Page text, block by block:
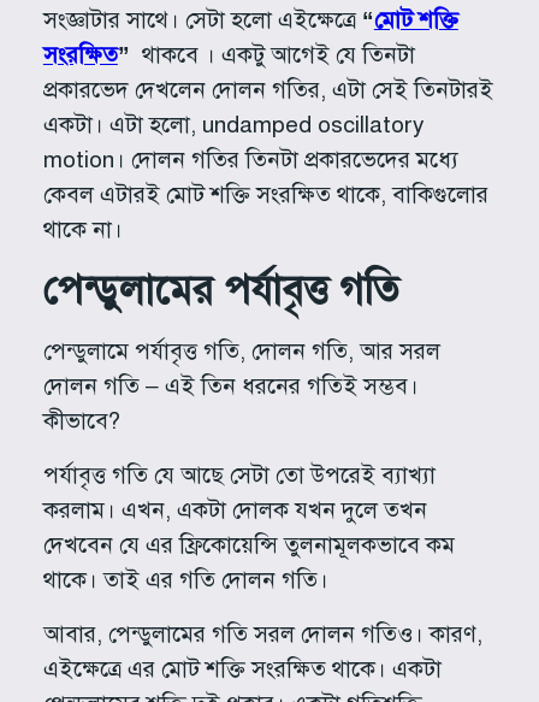
সংজ্ঞাটার সাথে। সেটা হলো এইক্ষেত্রে “মোট শক্তি
সংরক্ষিত” থাকবে । একটু আগেই যে তিনটা
প্রকারভেদ দেখলেন দোলন গতির, এটা সেই তিনটারই
একটা। এটা হলো, undamped oscillatory
motion। দোলন গতির তিনটা প্রকারভেদের মধ্যে
কেবল এটারই মোট শক্তি সংরক্ষিত থাকে, বাকিগুলোর
থাকে না।
পেন্ডুলামের পর্যাবৃত্ত গতি
পেন্ডুলামে পর্যাবৃত্ত গতি, দোলন গতি, আর সরল
দোলন গতি – এই তিন ধরনের গতিই সম্ভব।
কীভাবে?
পর্যাবৃত্ত গতি যে আছে সেটা তো উপরেই ব্যাখ্যা
করলাম। এখন, একটা দোলক যখন দুলে তখন
দেখবেন যে এর ফ্রিকোয়েন্সি তুলনামূলকভাবে কম
থাকে। তাই এর গতি দোলন গতি।
আবার, পেন্ডুলামের গতি সরল দোলন গতিও। কারণ,
এইক্ষেত্রে এর মোট শক্তি সংরক্ষিত থাকে। একটা